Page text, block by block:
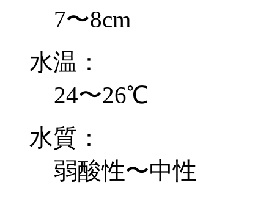
7〜8cm
水温：
24〜26℃
水質：
弱酸性〜中性